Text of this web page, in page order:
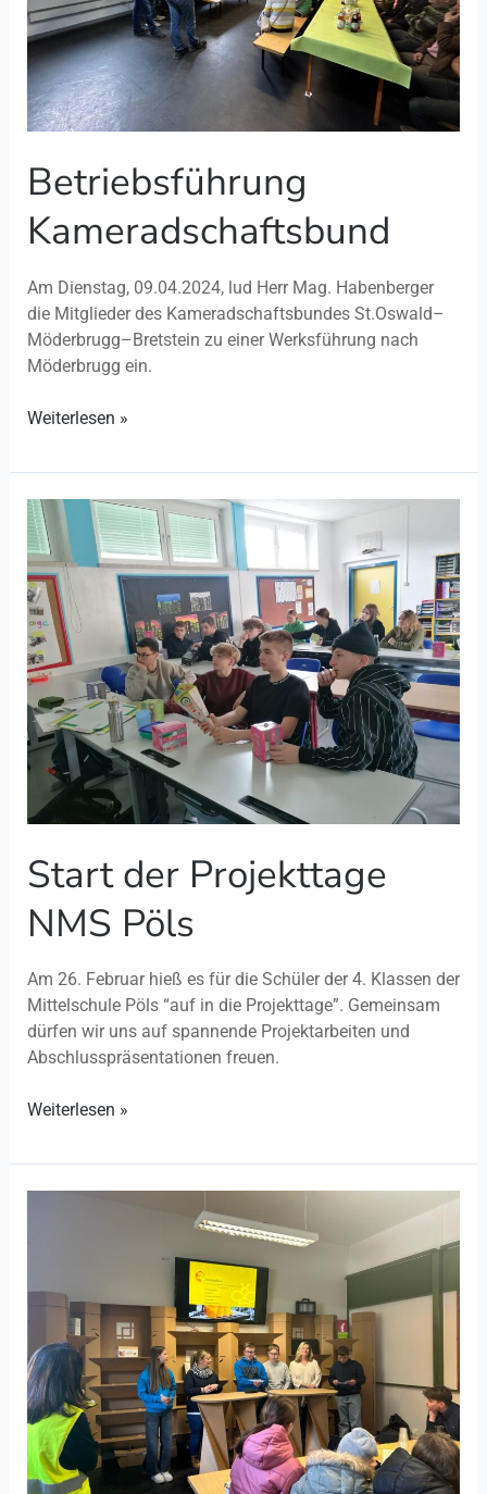
Betriebsführung
Kameradschaftsbund
Am Dienstag, 09.04.2024, lud Herr Mag. Habenberger
die Mitglieder des Kameradschaftsbundes St.Oswald–
Möderbrugg–Bretstein zu einer Werksführung nach
Möderbrugg ein.
Weiterlesen »
Start der Projekttage
NMS Pöls
Am 26. Februar hieß es für die Schüler der 4. Klassen der
Mittelschule Pöls “auf in die Projekttage”. Gemeinsam
dürfen wir uns auf spannende Projektarbeiten und
Abschlusspräsentationen freuen.
Start
der
Projekttage
NMS
Pöls
Weiterlesen »